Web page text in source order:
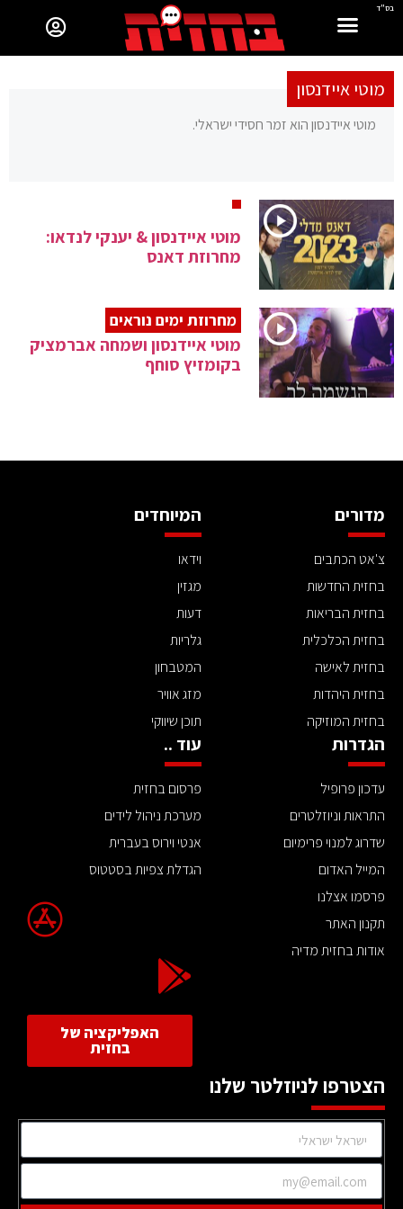
בס"ד
מוטי איידנסון
מוטי איידנסון הוא זמר חסידי ישראלי.
מוטי איידנסון & יענקי לנדאו:
מחרוזת דאנס
מחרוזת ימים נוראים
מוטי איידנסון ושמחה אברמציק
בקומזיץ סוחף
מדורים
צ'אט הכתבים
בחזית החדשות
בחזית הבריאות
בחזית הכלכלית
בחזית לאישה
בחזית היהדות
בחזית המוזיקה
המיוחדים
וידאו
מגזין
דעות
גלריות
המטבחון
מזג אוויר
תוכן שיווקי
הגדרות
עדכון פרופיל
התראות וניוזלטרים
שדרוג למנוי פרימיום
המייל האדום
פרסמו אצלנו
תקנון האתר
אודות בחזית מדיה
עוד ..
פרסום בחזית
מערכת ניהול לידים
אנטי וירוס בעברית
הגדלת צפיות בסטטוס
האפליקציה של
בחזית
הצטרפו לניוזלטר שלנו